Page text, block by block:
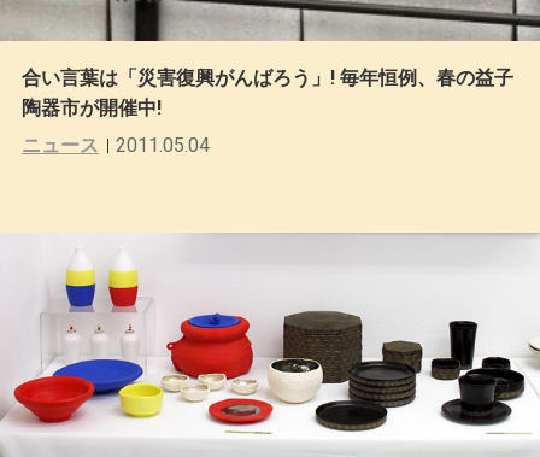
合い言葉は「災害復興がんばろう」! 毎年恒例、春の益子
陶器市が開催中!
ニュース
2011.05.04